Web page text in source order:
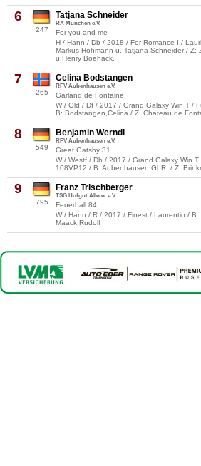
6
247
Tatjana Schneider
RA München e.V.
For you and me
H / Hann / Db / 2018 / For Romance I /
Markus Hohmann u. Tatjana Schneider / Z:
u.Henry Boehack,
7
265
Celina Bodstangen
RFV Aubenhausen e.V.
Garland de Fontaine
W / Old / Df / 2017 / Grand Galaxy Win T /
B: Bodstangen,Celina / Z: Chateau de
8
549
Benjamin Werndl
RFV Aubenhausen e.V.
Great Gatsby 31
W / Westf / Db / 2017 / Grand Galaxy Win
108VP12 / B: Aubenhausen GbR, / Z:
9
795
Franz Trischberger
TSG Hofgut Allerer e.V.
Feuerball 84
W / Hann / R / 2017 / Finest / Laurentio / B:
Maack,Rudolf